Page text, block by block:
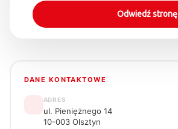
Odwiedź stronę
DANE KONTAKTOWE
ADRES
ul. Pieniężnego 14
10-003 Olsztyn